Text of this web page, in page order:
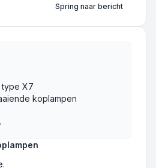
Spring naar bericht
type X7
koplampen